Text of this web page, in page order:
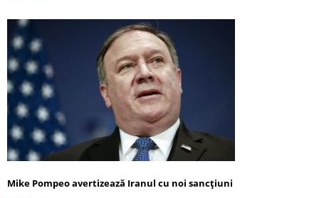
Mike Pompeo avertizează Iranul cu noi sancţiuni